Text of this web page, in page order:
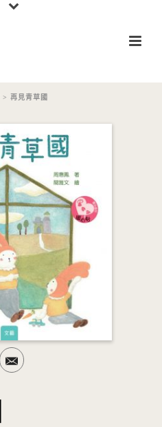
> 再見青草國